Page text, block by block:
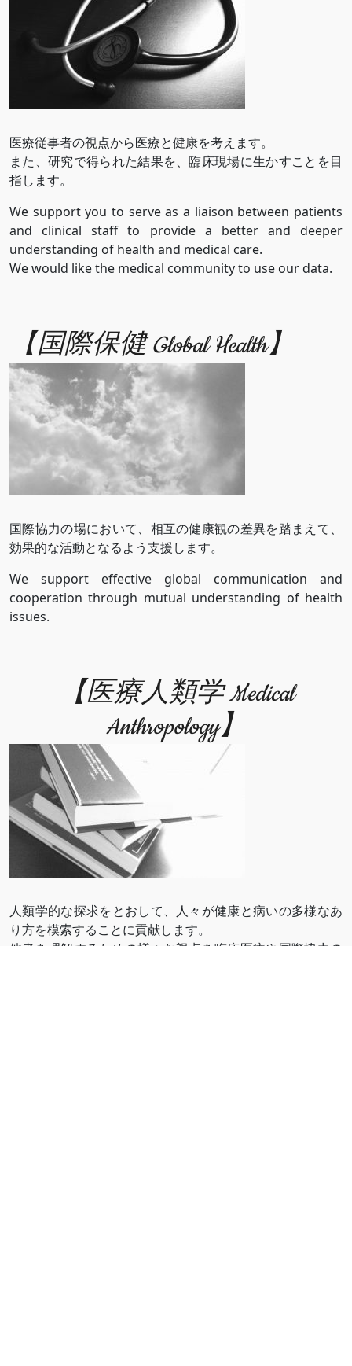
医療従事者の視点から医療と健康を考えます。
また、研究で得られた結果を、臨床現場に生かすことを目
指します。
We support you to serve as a liaison between patients
and clinical staff to provide a better and deeper
understanding of health and medical care.
We would like the medical community to use our data.
【国際保健 Global Health】
国際協力の場において、相互の健康観の差異を踏まえて、
効果的な活動となるよう支援します。
We support effective global communication and
cooperation through mutual understanding of health
issues.
【医療人類学 Medical
Anthropology】
人類学的な探求をとおして、人々が健康と病いの多様なあ
り方を模索することに貢献します。
他者を理解するための様々な視点を臨床医療や国際協力の